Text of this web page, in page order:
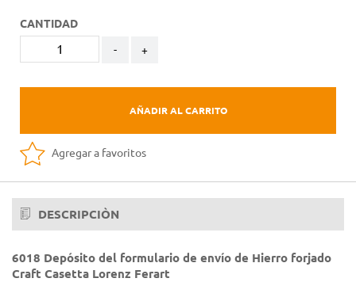
CANTIDAD
- +
AÑADIR AL CARRITO
Agregar a favoritos
DESCRIPCIÒN
6018 Depósito del formulario de envío de Hierro forjado
Craft Casetta Lorenz Ferart